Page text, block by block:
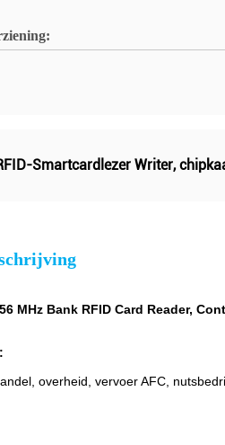
Smartcardlezer Writer,
MHz Bank RFID Card Reader,
overheid, vervoer AFC,